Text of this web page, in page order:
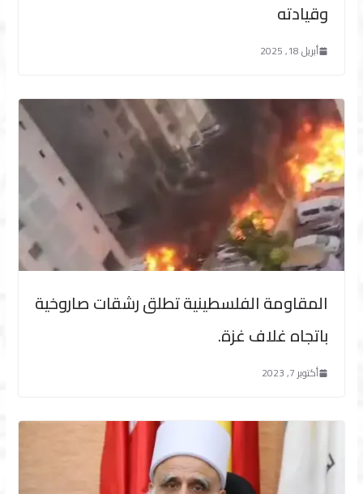
وقيادته
أبريل 18, 2025
المقاومة الفلسطينية تطلق رشقات صاروخية
باتجاه غلاف غزة.
أكتوبر 7, 2023